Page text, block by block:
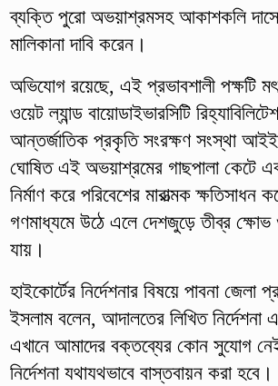
ব্যক্তি পুরো অভয়াশ্রমসহ আকাশকলি
মালিকানা দাবি করেন।
অভিযোগ রয়েছে, এই প্রভাবশালী পক্ষটি
ওয়েট ল্যান্ড বায়োডাইভারসিটি
আন্তর্জাতিক প্রকৃতি সংরক্ষণ সংস্থা
ঘোষিত এই অভয়াশ্রমের গাছপালা কেটে
নির্মাণ করে পরিবেশের মারাত্মক ক্ষতিসাধন
গণমাধ্যমে উঠে এলে দেশজুড়ে তীব্র ক্ষোভ
যায়।
হাইকোর্টের নির্দেশনার বিষয়ে পাবনা
ইসলাম বলেন, আদালতের লিখিত নির্দেশনা
এখানে আমাদের বক্তব্যের কোন সুযোগ
নির্দেশনা যথাযথভাবে বাস্তবায়ন করা হবে।